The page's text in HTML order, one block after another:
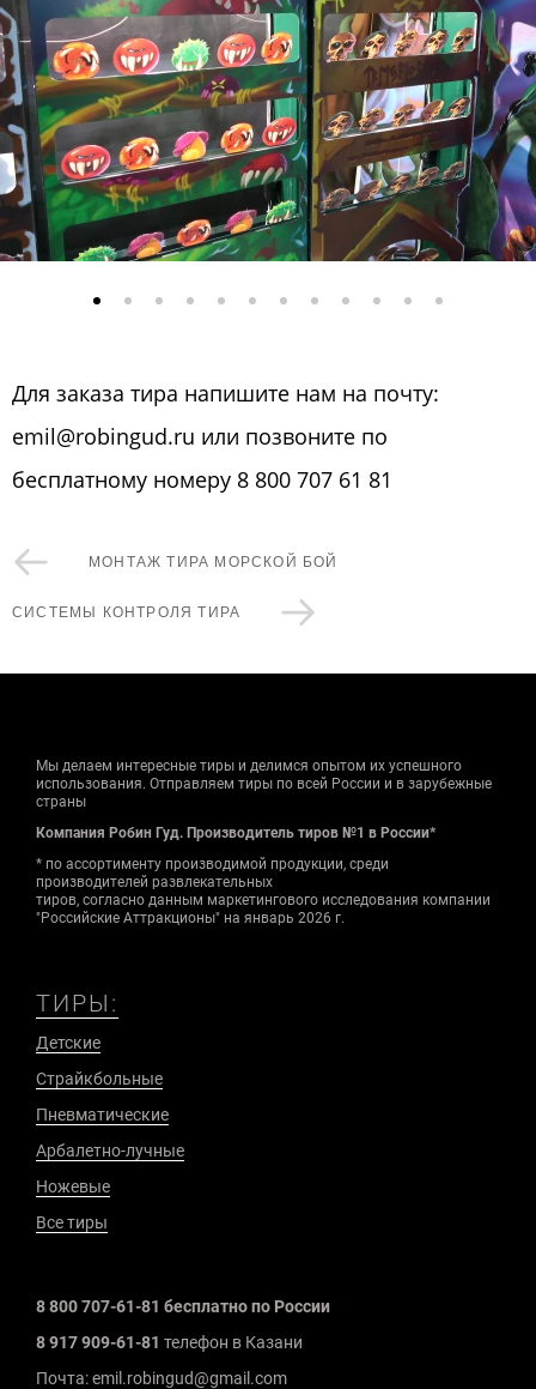
Для заказа тира напишите нам на почту:
emil@robingud.ru или позвоните по
бесплатному номеру 8 800 707 61 81
МОНТАЖ ТИРА МОРСКОЙ БОЙ
СИСТЕМЫ КОНТРОЛЯ ТИРА
Мы делаем интересные тиры и делимся опытом их успешного
использования. Отправляем тиры по всей России и в зарубежные
страны
Компания Робин Гуд. Производитель тиров №1 в России*
* по ассортименту производимой продукции, среди
производителей развлекательных
тиров, согласно данным маркетингового исследования компании
"Российские Аттракционы" на январь 2026 г.
ТИРЫ:
Детские
Страйкбольные
Пневматические
Арбалетно-лучные
Ножевые
Все тиры
8 800 707-61-81 бесплатно по России
8 917 909-61-81 телефон в Казани
Почта: emil.robingud@gmail.com